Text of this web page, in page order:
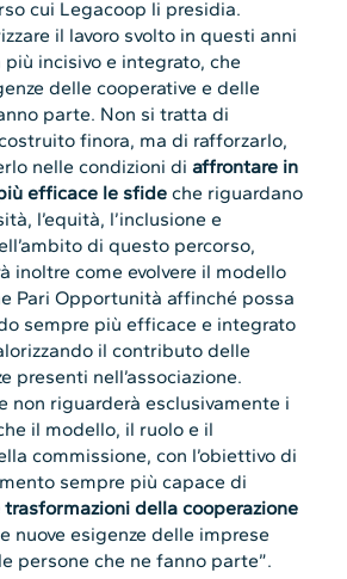
cui Legacoop li presidia.
il lavoro svolto in questi anni
incisivo e integrato, che
delle cooperative e delle
parte. Non si tratta di
finora, ma di rafforzarlo,
nelle condizioni diaffrontare in
efficace le sfide che riguardano
l’equità, l’inclusione e
di questo percorso,
inoltre come evolvere il modello
Pari Opportunità affinché possa
sempre più efficace e integrato
il contributo delle
presenti nell’associazione.
non riguarderà esclusivamente i
il modello, il ruolo e il
commissione, con l’obiettivo di
sempre più capace di
della cooperazione
nuove esigenze delle imprese
persone che ne fanno parte”.